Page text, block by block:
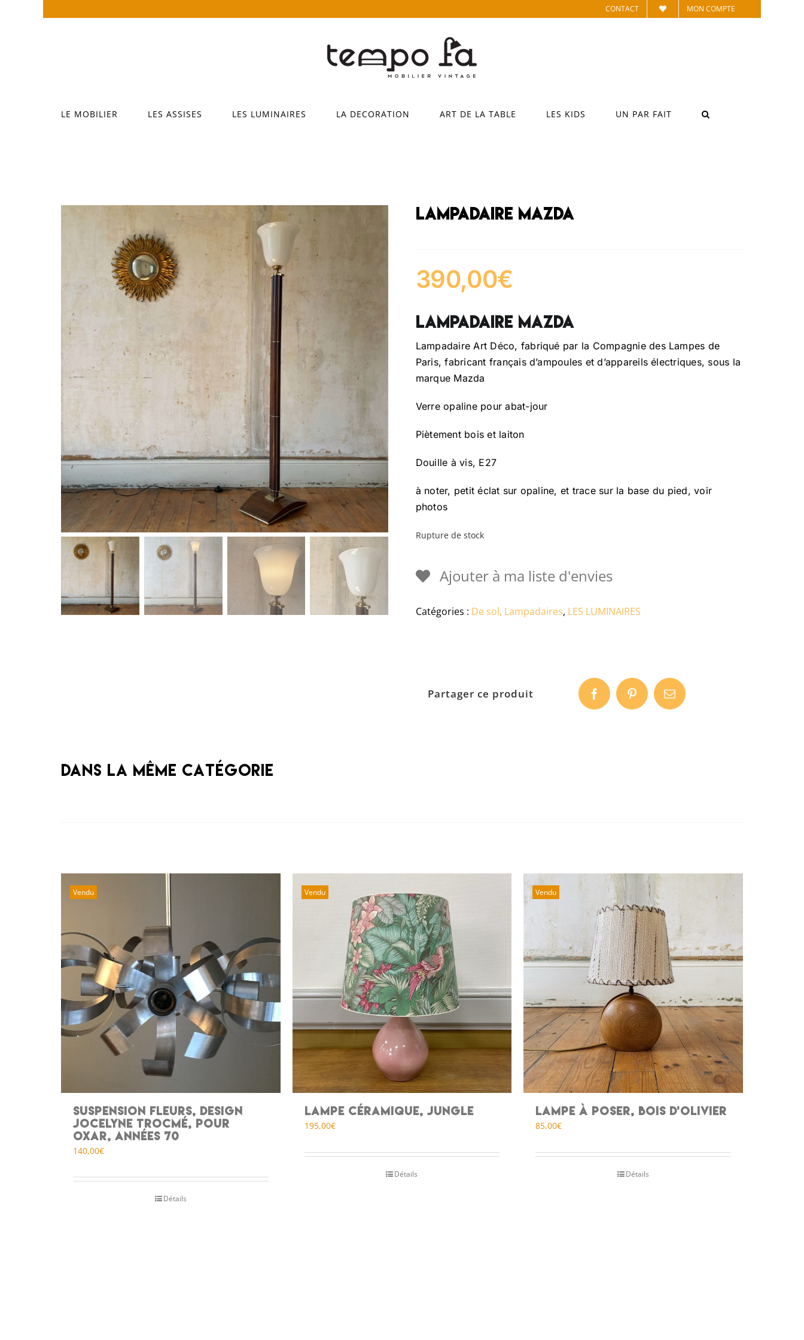
CONTACT MON COMPTE
LE MOBILIER LES ASSISES LES LUMINAIRES LA DECORATION ART DE LA TABLE LES KIDS UN PAR FAIT
Lampadaire Mazda
390,00€
Lampadaire Mazda
Lampadaire Art Déco, fabriqué par la Compagnie des Lampes de
Paris, fabricant français d’ampoules et d’appareils électriques, sous la
marque Mazda
Verre opaline pour abat-jour
Piètement bois et laiton
Douille à vis, E27
à noter, petit éclat sur opaline, et trace sur la base du pied, voir
photos
Rupture de stock
Ajouter à ma liste d'envies
Catégories : De sol, Lampadaires, LES LUMINAIRES
Partager ce produit
Dans la même catégorie
Vendu
Suspension Fleurs, design
Jocelyne Trocmé, pour
Oxar, années 70
140,00€
Détails
Vendu
Lampe céramique, jungle
195,00€
Détails
Vendu
Lampe à poser, bois d’olivier
85,00€
Détails